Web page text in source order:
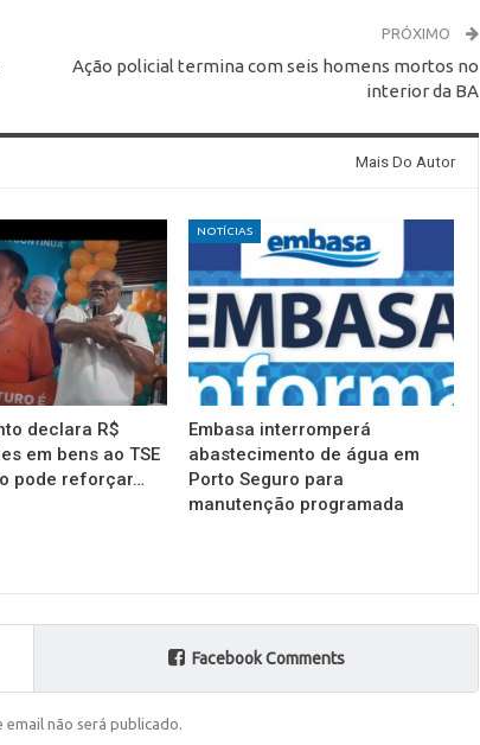
PRÓXIMO
Ação policial termina com seis homens mortos no
interior da BA
Mais Do Autor
declara R$
em bens ao TSE
pode reforçar…
NOTÍCIAS
Embasa interromperá
abastecimento de água em
Porto Seguro para
manutenção programada
Facebook Comments
email não será publicado.